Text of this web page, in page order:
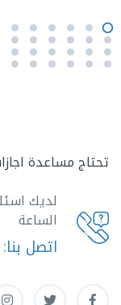
تحتاج مساعدة
لديك
الساعة
اتصل بنا: